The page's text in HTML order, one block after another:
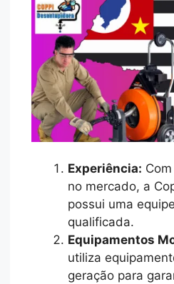
Experiência:
no mercado, a
possui uma
qualificada.
Equipamentos
utiliza
geração para